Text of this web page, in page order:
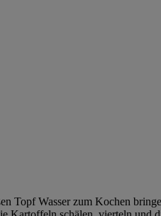
Topf Wasser zum Kochen